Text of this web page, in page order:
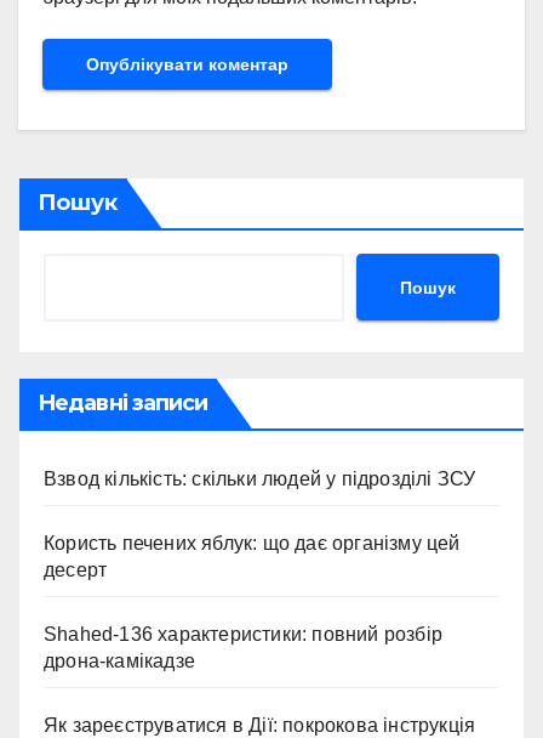
Пошук
Пошук
Недавні записи
Взвод кількість: скільки людей у підрозділі ЗСУ
Користь печених яблук: що дає організму цей
десерт
Shahed-136 характеристики: повний розбір
дрона-камікадзе
Як зареєструватися в Дії: покрокова інструкція